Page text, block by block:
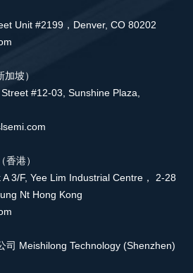
Unit #2199，Denver, CO 80202
坡）
#12-03, Sunshine Plaza,
港）
3/F, Yee Lim Industrial Centre， 2-28
Nt Hong Kong
司 Meishilong Technology (Shenzhen)